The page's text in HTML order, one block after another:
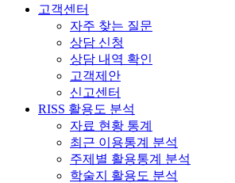
고객센터
자주 찾는 질문
상담 신청
상담 내역 확인
고객제안
신고센터
RISS 활용도 분석
자료 현황 통계
최근 이용통계 분석
주제별 활용통계 분석
학술지 활용도 분석